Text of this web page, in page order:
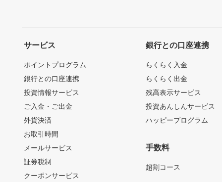
サービス
ポイントプログラム
銀行との口座連携
投資情報サービス
ご入金・ご出金
外貨決済
お取引時間
メールサービス
証券税制
クーポンサービス
銀行との口座連携
らくらく入金
らくらく出金
残高表示サービス
投資あんしんサービス
ハッピープログラム
手数料
超割コース